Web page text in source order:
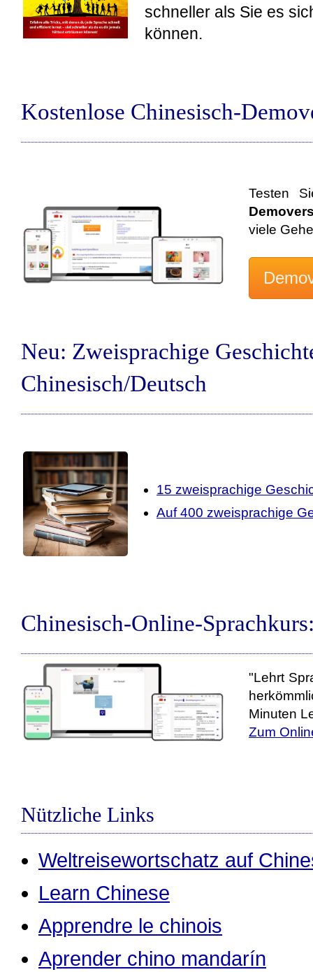
schneller als Sie es
können.
Kostenlose Chinesisch-
Testen
viele
Neu: Zweisprachige
Chinesisch/Deutsch
15 zweisprachige
Auf 400 zweisprachige
Chinesisch-Online-
"Lehrt
Minuten
Zum
Nützliche Links
Weltreisewortschatz auf
Learn Chinese
Apprendre le chinois
Aprender chino mandarín